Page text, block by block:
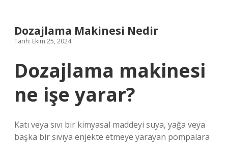
Dozajlama Makinesi Nedir
Tarih: Ekim 25, 2024
Dozajlama makinesi
ne işe yarar?
Katı veya sıvı bir kimyasal maddeyi suya, yağa veya
başka bir sıvıya enjekte etmeye yarayan pompalara